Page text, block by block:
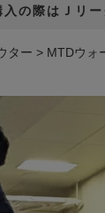
入の際はＪリ
ター MTDウォ